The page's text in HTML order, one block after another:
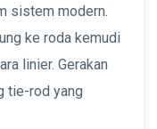
sistem modern.
ke roda kemudi
linier. Gerakan
tie-rod yang